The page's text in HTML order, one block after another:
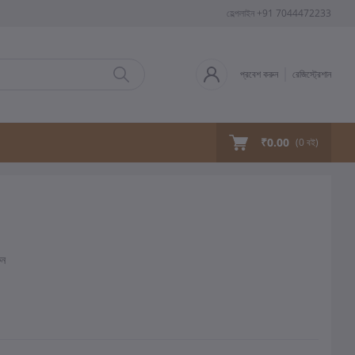
হেল্পলাইন +91 7044472233
প্রবেশ করুন রেজিস্ট্রেশান
₹0.00 (0 বই)